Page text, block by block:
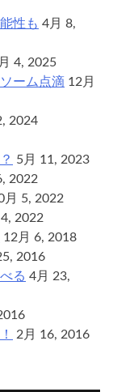
性も 4月 8,
4, 2025
ーム点滴 12月
2024
5月 11, 2023
2022
月 5, 2022
2022
12月 6, 2018
2016
る 4月 23,
2月 16, 2016